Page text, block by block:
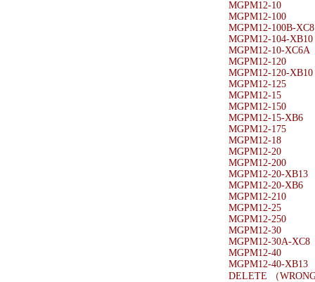
MGPM12-10
MGPM12-100
MGPM12-100B-XC8
MGPM12-104-XB10
MGPM12-10-XC6A
MGPM12-120
MGPM12-120-XB10
MGPM12-125
MGPM12-15
MGPM12-150
MGPM12-15-XB6
MGPM12-175
MGPM12-18
MGPM12-20
MGPM12-200
MGPM12-20-XB13
MGPM12-20-XB6
MGPM12-210
MGPM12-25
MGPM12-250
MGPM12-30
MGPM12-30A-XC8
MGPM12-40
MGPM12-40-XB13
DELETE （